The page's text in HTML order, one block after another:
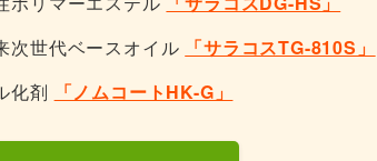
次世代ベースオイル
「サラコスTG-810S」
化剤 「ノムコートHK-G」